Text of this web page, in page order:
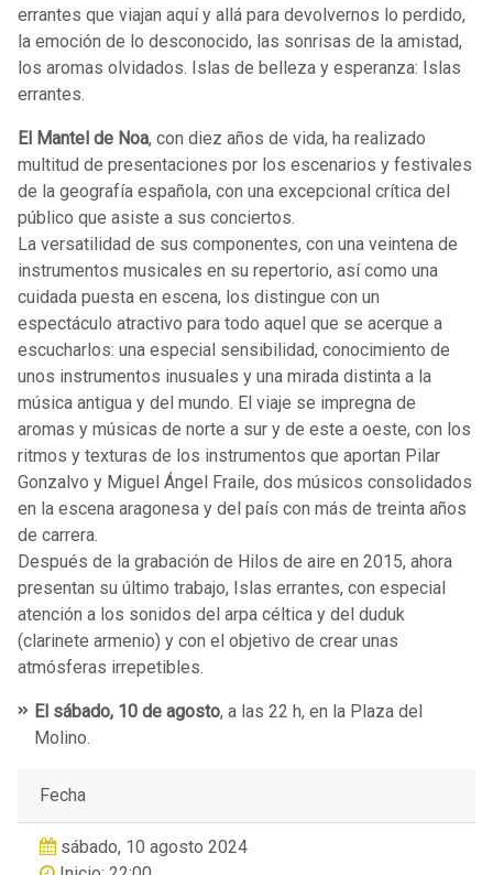
errantes que viajan aquí y allá para devolvernos lo perdido,
la emoción de lo desconocido, las sonrisas de la amistad,
los aromas olvidados. Islas de belleza y esperanza: Islas
errantes.
El Mantel de Noa, con diez años de vida, ha realizado
multitud de presentaciones por los escenarios y festivales
de la geografía española, con una excepcional crítica del
público que asiste a sus conciertos.
La versatilidad de sus componentes, con una veintena de
instrumentos musicales en su repertorio, así como una
cuidada puesta en escena, los distingue con un
espectáculo atractivo para todo aquel que se acerque a
escucharlos: una especial sensibilidad, conocimiento de
unos instrumentos inusuales y una mirada distinta a la
música antigua y del mundo. El viaje se impregna de
aromas y músicas de norte a sur y de este a oeste, con los
ritmos y texturas de los instrumentos que aportan Pilar
Gonzalvo y Miguel Ángel Fraile, dos músicos consolidados
en la escena aragonesa y del país con más de treinta años
de carrera.
Después de la grabación de Hilos de aire en 2015, ahora
presentan su último trabajo, Islas errantes, con especial
atención a los sonidos del arpa céltica y del duduk
(clarinete armenio) y con el objetivo de crear unas
atmósferas irrepetibles.
El sábado, 10 de agosto, a las 22 h, en la Plaza del
Molino.
Fecha
sábado, 10 agosto 2024